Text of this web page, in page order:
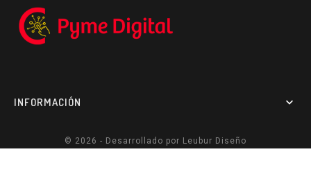
INFORMACIÓN 
© 2026 - Desarrollado por Leubur Diseño